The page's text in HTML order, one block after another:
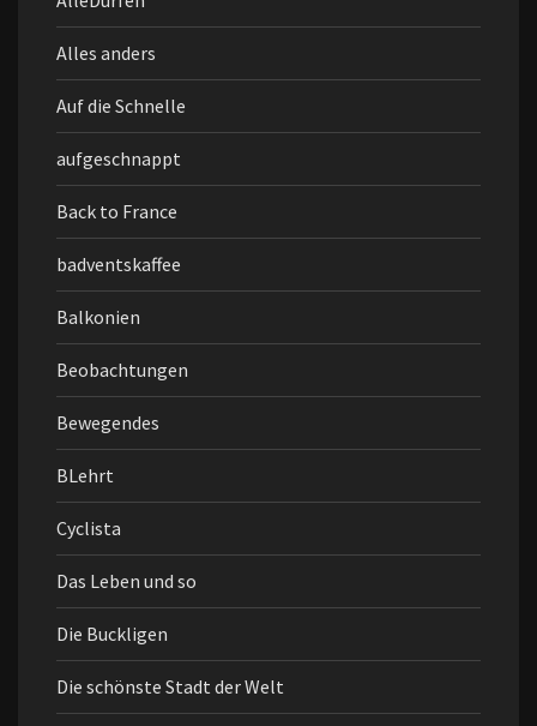
Alles anders
Auf die Schnelle
aufgeschnappt
Back to France
badventskaffee
Balkonien
Beobachtungen
Bewegendes
BLehrt
Cyclista
Das Leben und so
Die Buckligen
Die schönste Stadt der Welt